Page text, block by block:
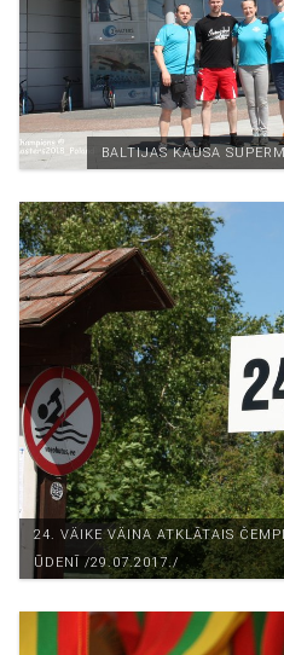
BALTIJAS KAUSA
24. VÄIKE VÄINA ATKLĀTAIS
ŪDENĪ /29.07.2017./